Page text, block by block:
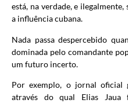
está, na verdade, e
a influência cubana.
Nada passa despercebido
dominada pelo comandante
um futuro incerto.
Por exemplo, o jornal oficial
através do qual Elias